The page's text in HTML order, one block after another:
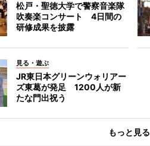
松戸・聖徳大学で警察音楽隊
吹奏楽コンサート 4日間の
研修成果を披露
見る・遊ぶ
JR東日本グリーンウォリアー
ズ東葛が発足 1200人が新
たな門出祝う
もっと見る